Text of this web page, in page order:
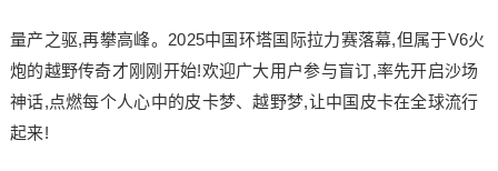
量产之驱,再攀高峰。2025中国环塔国际拉力赛落幕,但属于V6火
炮的越野传奇才刚刚开始!欢迎广大用户参与盲订,率先开启沙场
神话,点燃每个人心中的皮卡梦、越野梦,让中国皮卡在全球流行
起来!